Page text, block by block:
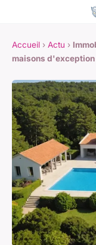
Accueil › Actu ›
maisons d'exception